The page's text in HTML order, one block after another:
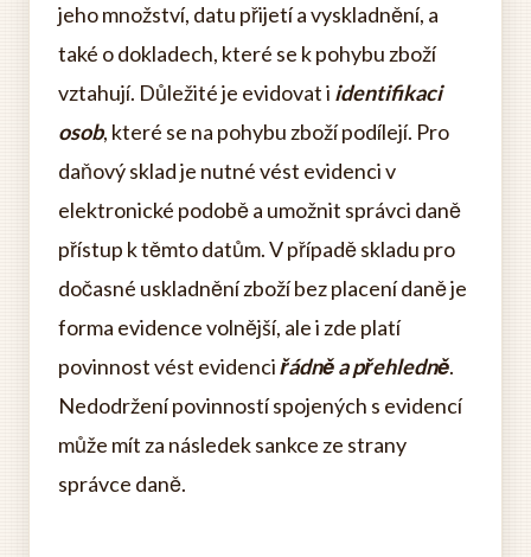
jeho množství, datu přijetí a vyskladnění, a
také o dokladech, které se k pohybu zboží
vztahují. Důležité je evidovat i identifikaci
osob, které se na pohybu zboží podílejí. Pro
daňový sklad je nutné vést evidenci v
elektronické podobě a umožnit správci daně
přístup k těmto datům. V případě skladu pro
dočasné uskladnění zboží bez placení daně je
forma evidence volnější, ale i zde platí
povinnost vést evidenciřádně a přehledně.
Nedodržení povinností spojených s evidencí
může mít za následek sankce ze strany
správce daně.